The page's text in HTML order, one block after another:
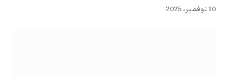
10 نوفمبر، 2025